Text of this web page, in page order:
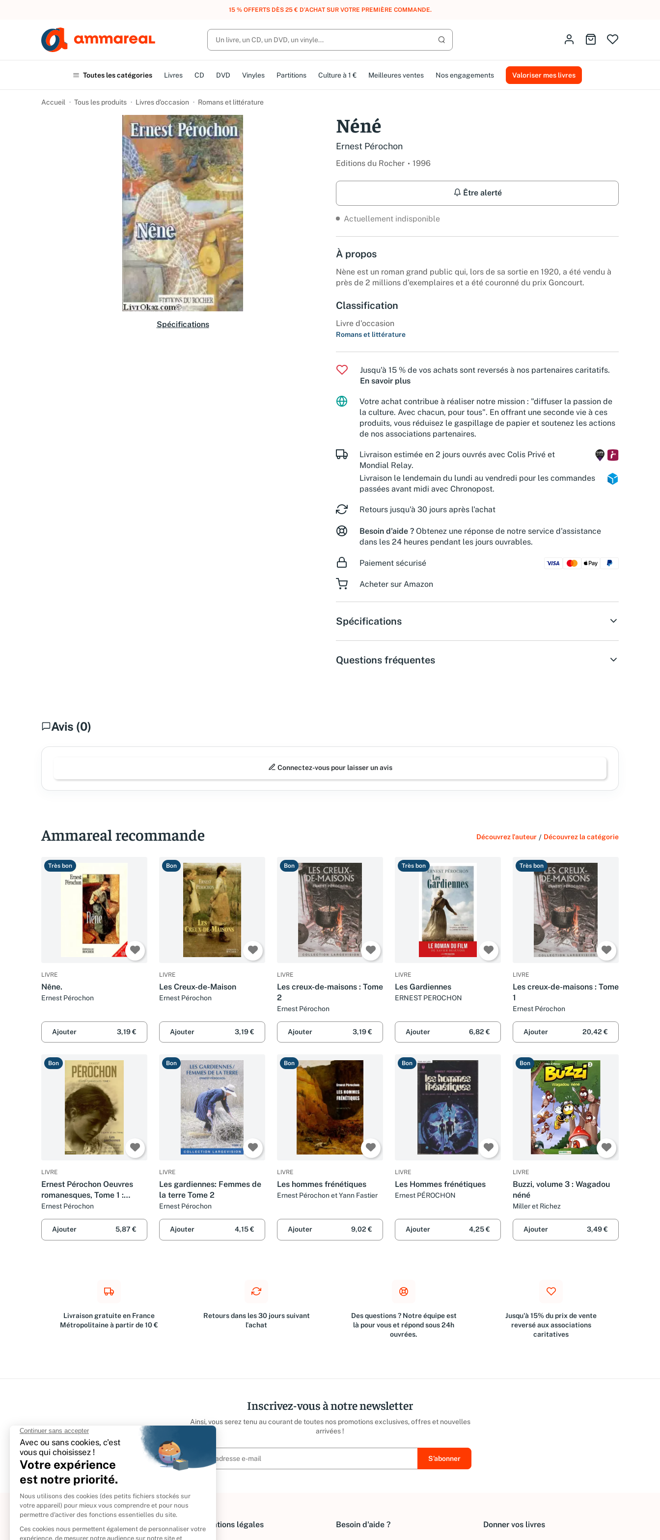
UN ACHAT, DES POINTS, DES RÉCOMPENSES :REJOIGNEZ GRATUITEMENT LE CLUB AMMAREAL.
Lancer la recherche
Identifiez-vousAller au panier
Toutes les catégories Livres CD DVD Vinyles Partitions Culture à 1 € Meilleures ventes Nos engagements Valoriser mes livres
Accueil Tous les produits Livres d’occasion Romans et littérature
Spécifications
Néné
Ernest Pérochon
Editions du Rocher 1996
Être alerté
Actuellement indisponible
À propos
Nène est un roman grand public qui, lors de sa sortie en 1920, a été vendu à
près de 2 millions d'exemplaires et a été couronné du prix Goncourt.
Classification
Livre d'occasion
Romans et littérature
Jusqu'à 15 % de vos achats sont reversés à nos partenaires caritatifs.
En savoir plus
Votre achat contribue à réaliser notre mission : "diffuser la passion de
la culture. Avec chacun, pour tous". En offrant une seconde vie à ces
produits, vous réduisez le gaspillage de papier et soutenez les actions
de nos associations partenaires.
Livraison estimée en 2 jours ouvrés avec Colis Privé et
Mondial Relay.
Livraison le lendemain du lundi au vendredi pour les commandes
passées avant midi avec Chronopost.
Retours jusqu'à 30 jours après l'achat
Besoin d'aide ? Obtenez une réponse de notre service d'assistance
dans les 24 heures pendant les jours ouvrables.
Paiement sécurisé
Acheter sur Amazon
Spécifications
Questions fréquentes
Avis (0)
Connectez-vous pour laisser un avis
Ammareal recommande Découvrez l'auteur / Découvrez la catégorie
Très bon
LIVRE
Nêne.
Ernest Pérochon
Ajouter 3,19 €
Bon
LIVRE
Les Creux-de-Maison
Ernest Pérochon
Ajouter 3,19 €
Bon
LIVRE
Les creux-de-maisons : Tome
2
Ernest Pérochon
Ajouter 3,19 €
Très bon
LIVRE
Les Gardiennes
ERNEST PEROCHON
Ajouter 6,82 €
Très bon
LIVRE
Les creux-de-maisons : Tome
1
Ernest Pérochon
Ajouter 20,42 €
Bon
LIVRE
Ernest Pérochon Oeuvres
romanesques, Tome 1 :
Babette et ses frères-Les
gardiennes - Le crime
étrange de Lise Balzan -
Marie-Rose Méchain
Ernest Pérochon
Ajouter 5,87 €
Bon
LIVRE
Les gardiennes: Femmes de
la terre Tome 2
Ernest Pérochon
Ajouter 4,15 €
Bon
LIVRE
Les hommes frénétiques
Ernest Pérochon et Yann Fastier
Ajouter 9,02 €
Bon
LIVRE
Les Hommes frénétiques
Ernest PÉROCHON
Ajouter 4,25 €
Bon
LIVRE
Buzzi, volume 3 : Wagadou
néné
Miller et Richez
Ajouter 3,49 €
Livraison gratuite en France
Métropolitaine à partir de 10 €
Retours dans les 30 jours suivant
l'achat
Des questions ? Notre équipe est
là pour vous et répond sous 24h
ouvrées.
Jusqu'à 15% du prix de vente
reversé aux associations
caritatives
Inscrivez-vous à notre newsletter
Ainsi, vous serez tenu au courant de toutes nos promotions exclusives, offres et nouvelles
arrivées !
À propos Informations légales Besoin d'aide ? Donner vos livres